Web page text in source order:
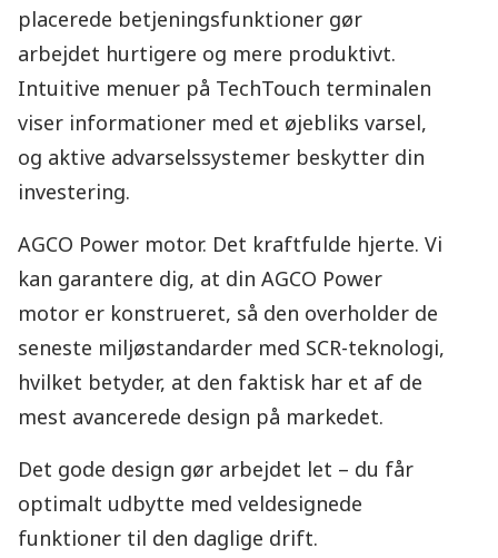
placerede betjeningsfunktioner gør
arbejdet hurtigere og mere produktivt.
Intuitive menuer på TechTouch terminalen
viser informationer med et øjebliks varsel,
og aktive advarselssystemer beskytter din
investering.
AGCO Power motor. Det kraftfulde hjerte. Vi
kan garantere dig, at din AGCO Power
motor er konstrueret, så den overholder de
seneste miljøstandarder med SCR-teknologi,
hvilket betyder, at den faktisk har et af de
mest avancerede design på markedet.
Det gode design gør arbejdet let – du får
optimalt udbytte med veldesignede
funktioner til den daglige drift.